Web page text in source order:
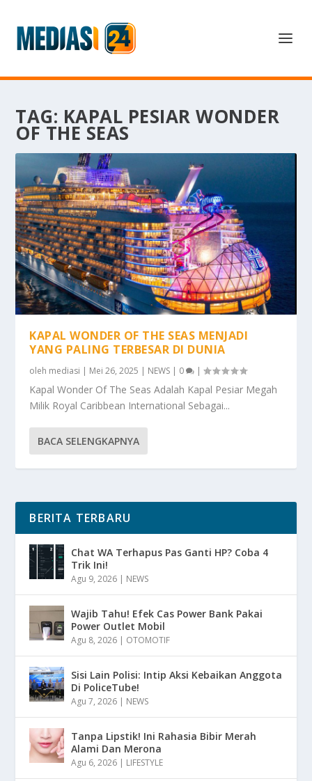
TAG: KAPAL PESIAR WONDER
OF THE SEAS
KAPAL WONDER OF THE SEAS MENJADI
YANG PALING TERBESAR DI DUNIA
oleh mediasi | Mei 26, 2025 | NEWS | 0 |
Kapal Wonder Of The Seas Adalah Kapal Pesiar Megah
Milik Royal Caribbean International Sebagai...
BACA SELENGKAPNYA
BERITA TERBARU
Chat WA Terhapus Pas Ganti HP? Coba 4
Trik Ini!
Agu 9, 2026 | NEWS
Wajib Tahu! Efek Cas Power Bank Pakai
Power Outlet Mobil
Agu 8, 2026 | OTOMOTIF
Sisi Lain Polisi: Intip Aksi Kebaikan Anggota
Di PoliceTube!
Agu 7, 2026 | NEWS
Tanpa Lipstik! Ini Rahasia Bibir Merah
Alami Dan Merona
Agu 6, 2026 | LIFESTYLE